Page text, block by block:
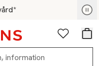
nu
Favoriter